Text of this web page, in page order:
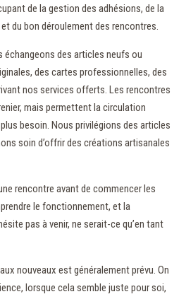
de la gestion des adhésions, de la
du bon déroulement des rencontres.
échangeons des articles neufs ou
des cartes professionnelles, des
nos services offerts. Les rencontres
mais permettent la circulation
besoin. Nous privilégions des articles
soin d’offrir des créations artisanales
rencontre avant de commencer les
le fonctionnement, et la
pas à venir, ne serait-ce qu’en tant
nouveaux est généralement prévu. On
lorsque cela semble juste pour soi,